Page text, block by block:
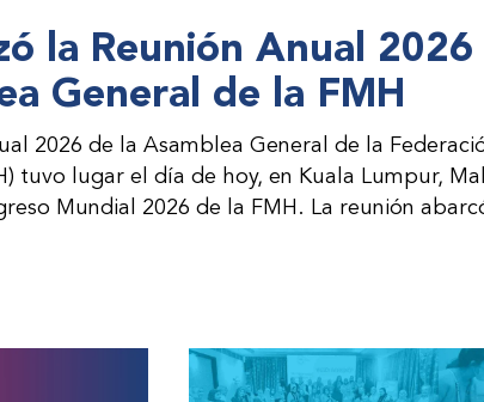
la Reunión Anual
General de la FMH
2026 de la Asamblea General de la
tuvo lugar el día de hoy, en Kuala Lumpur,
Mundial 2026 de la FMH. La reunión
nuevos miembros al consejo directivo de la